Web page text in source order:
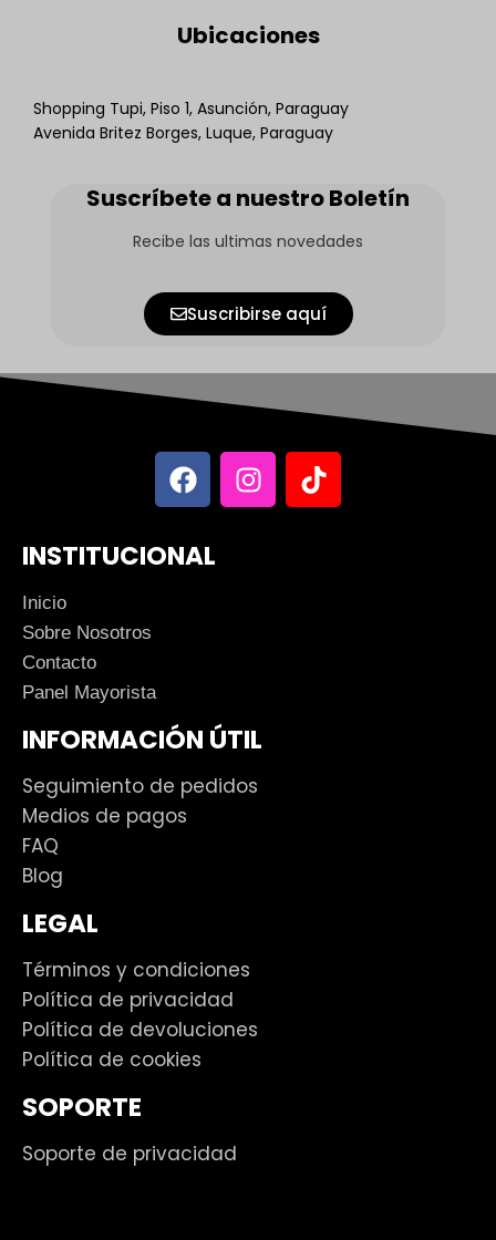
Ubicaciones
Shopping Tupi, Piso 1, Asunción, Paraguay
Avenida Britez Borges, Luque, Paraguay
Suscríbete a nuestro Boletín
Recibe las ultimas novedades
Suscribirse aquí
INSTITUCIONAL
Inicio
Sobre Nosotros
Contacto
Panel Mayorista
INFORMACIÓN ÚTIL
Seguimiento de pedidos
Medios de pagos
FAQ
Blog
LEGAL
Términos y condiciones
Política de privacidad
Política de devoluciones
Política de cookies
SOPORTE
Soporte de privacidad